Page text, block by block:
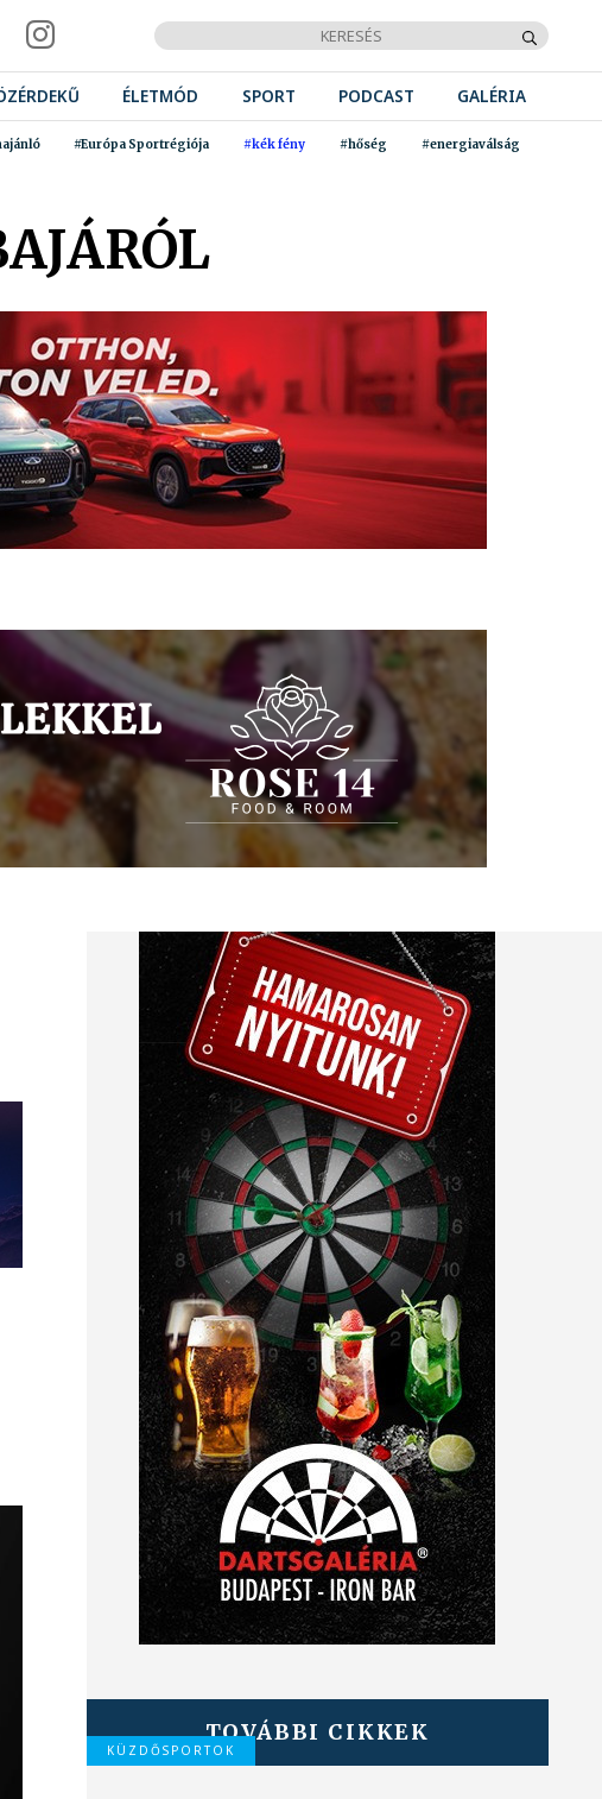
ÉLETMÓD SPORT PODCAST GALÉRIA
#Európa Sportrégiója #kék fény #hőség #energiaválság
TOVÁBBI CIKKEK
KÜZDŐSPORTOK